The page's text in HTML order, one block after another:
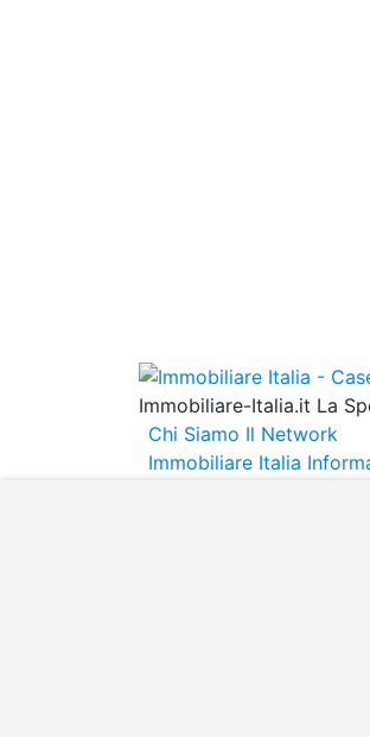
Immobiliare-Italia.it La
Chi Siamo Il Network
Immobiliare Italia
Gli annunci immobiliari
italia.it quindi non è